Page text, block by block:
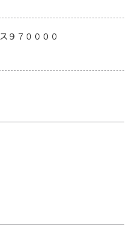
９７００００